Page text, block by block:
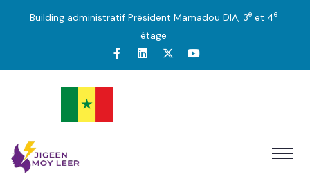
Building administratif Président Mamadou DIA, 3eet 4e
étage